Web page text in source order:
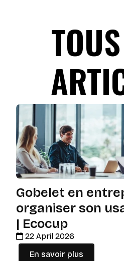
Gobelet en
organiser son
| Ecocup
22 April 2026
En savoir plus